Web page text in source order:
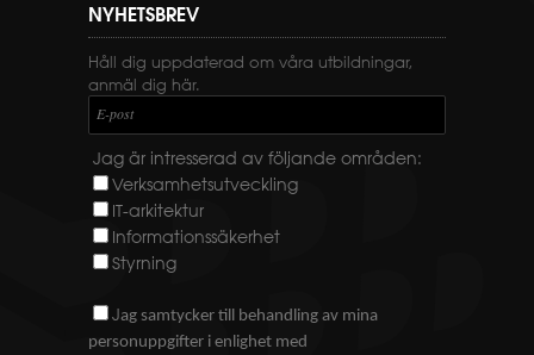
NYHETSBREV
Håll dig uppdaterad om våra utbildningar,
anmäl dig här.
E-post
Jag är intresserad av följande områden:
Verksamhetsutveckling
IT-arkitektur
Informationssäkerhet
Styrning
Jag samtycker till behandling av mina
personuppgifter i enlighet med